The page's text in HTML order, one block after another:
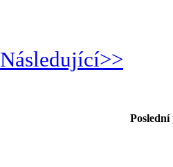
Následující>>